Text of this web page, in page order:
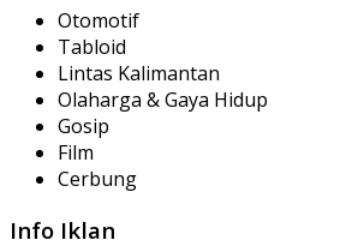
Otomotif
Tabloid
Lintas Kalimantan
Olaharga & Gaya Hidup
Gosip
Film
Cerbung
Info Iklan